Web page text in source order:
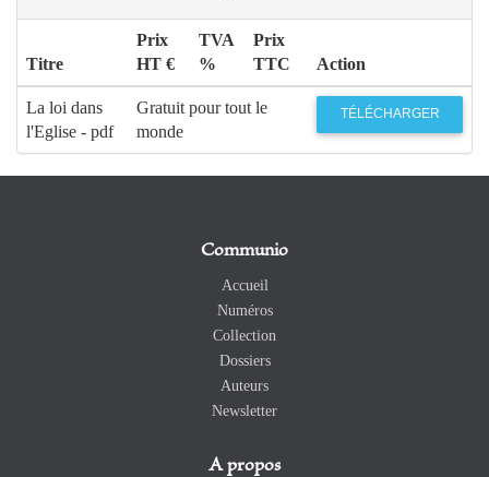
Titre
Prix
HT €
TVA
%
Prix
TTC
Action
La loi dans
l'Eglise - pdf
Gratuit pour tout le
monde
TÉLÉCHARGER
Communio
Accueil
Numéros
Collection
Dossiers
Auteurs
Newsletter
A propos